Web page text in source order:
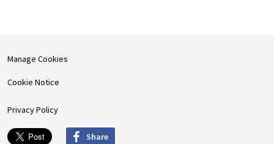
Manage Cookies
Cookie Notice
Privacy Policy
Share